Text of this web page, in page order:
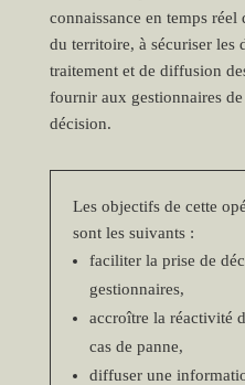
connaissance en temps
du territoire, à sécuriser les
traitement et de diffusion
fournir aux gestionnaires
décision.
Les objectifs de cette
sont les suivants :
faciliter la prise de
gestionnaires,
accroître la réactivité
cas de panne,
diffuser une